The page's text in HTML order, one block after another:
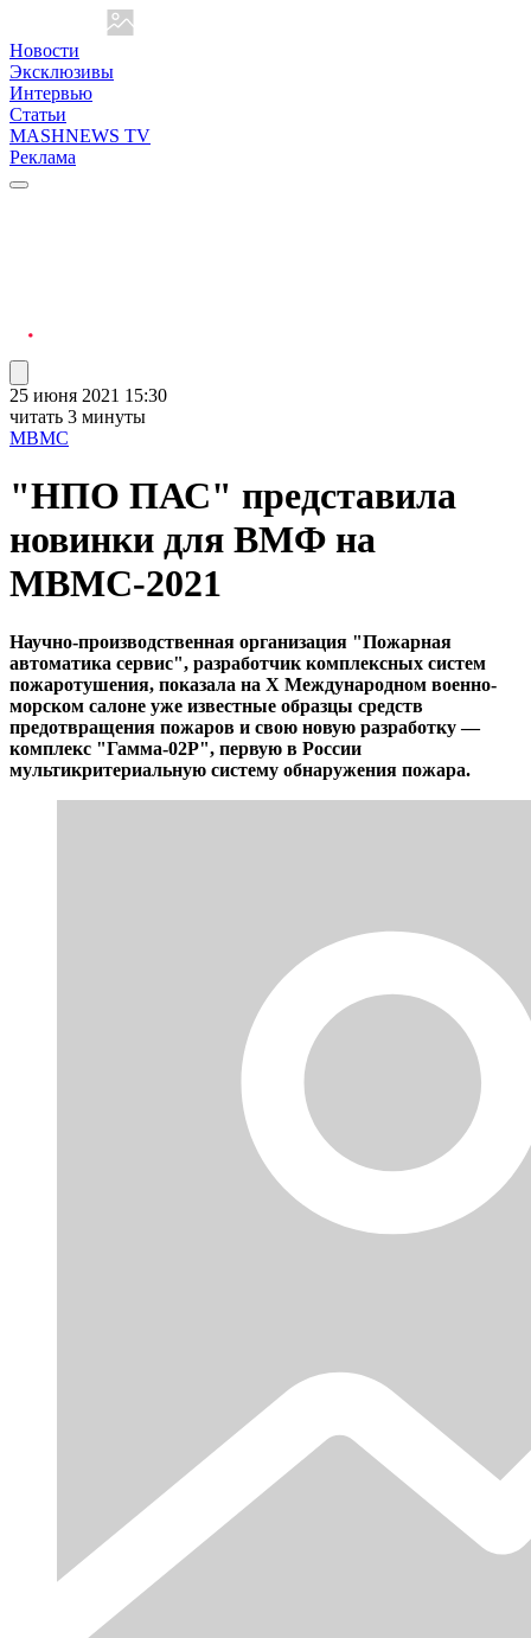
Новости
Эксклюзивы
Интервью
Статьи
MASHNEWS TV
Реклама
25 июня 2021 15:30
читать 3 минуты
МВМС
"НПО ПАС" представила
новинки для ВМФ на
МВМС-2021
Научно-производственная организация "Пожарная
автоматика сервис", разработчик комплексных систем
пожаротушения, показала на X Международном военно-
морском салоне уже известные образцы средств
предотвращения пожаров и свою новую разработку —
комплекс "Гамма-02Р", первую в России
мультикритериальную систему обнаружения пожара.